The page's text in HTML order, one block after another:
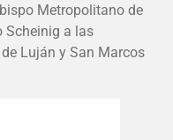
Metropolitano de
Scheinig a las
Luján y San Marcos